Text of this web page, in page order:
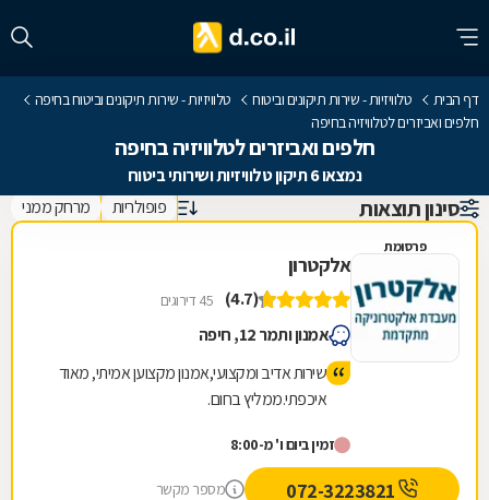
דף הבית טלוויזיות - שירות תיקונים וביטוח
טלוויזיות - שירות תיקונים וביטוח בחיפה
חלפים ואביזרים לטלוויזיה בחיפה
חלפים ואביזרים לטלוויזיה בחיפה
נמצאו 6 תיקון טלוויזיות ושירותי ביטוח
סינון תוצאות פופולריות מרחק ממני
פרסומת
אלקטרון
(4.7) 45 דירוגים
אמנון ותמר 12, חיפה
שירות אדיב ומקצועי,אמנון מקצוען אמיתי, מאוד
איכפתי.ממליץ בחום.
זמין ביום ו' מ-8:00
מספר מקשר